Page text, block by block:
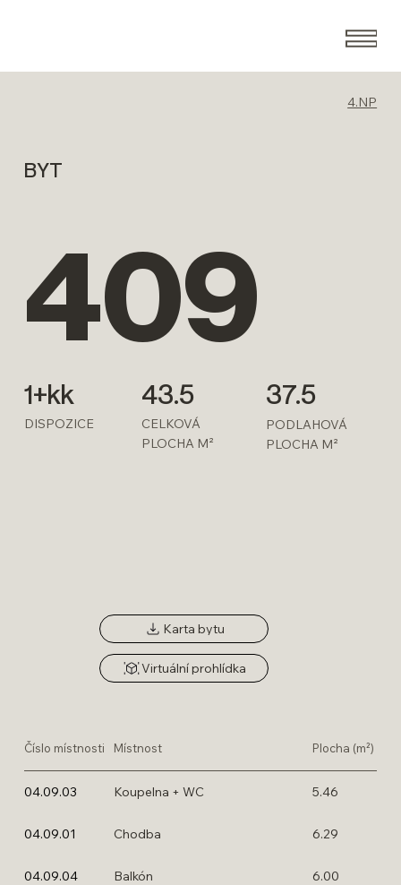
Číslo místnosti Místnost Plocha (m²)
04.09.03 Koupelna + WC 5.46
04.09.01 Chodba 6.29
04.09.04 Balkón 6.00
409
1+kk
DISPOZICE
43.5
CELKOVÁ
PLOCHA M²
37.5
PODLAHOVÁ
PLOCHA M²
Karta bytu
Virtuální prohlídka
BYT
4.NP